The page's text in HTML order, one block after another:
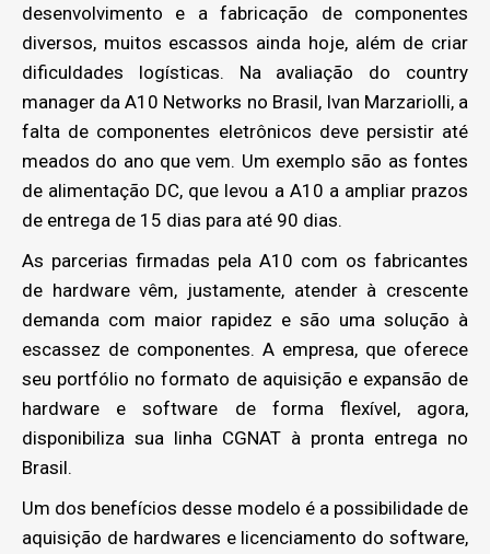
desenvolvimento e a fabricação de componentes
diversos, muitos escassos ainda hoje, além de criar
dificuldades logísticas. Na avaliação do country
manager da A10 Networks no Brasil, Ivan Marzariolli, a
falta de componentes eletrônicos deve persistir até
meados do ano que vem. Um exemplo são as fontes
de alimentação DC, que levou a A10 a ampliar prazos
de entrega de 15 dias para até 90 dias.
As parcerias firmadas pela A10 com os fabricantes
de hardware vêm, justamente, atender à crescente
demanda com maior rapidez e são uma solução à
escassez de componentes. A empresa, que oferece
seu portfólio no formato de aquisição e expansão de
hardware e software de forma flexível, agora,
disponibiliza sua linha CGNAT à pronta entrega no
Brasil.
Um dos benefícios desse modelo é a possibilidade de
aquisição de hardwares e licenciamento do software,